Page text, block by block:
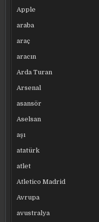
Apple
araba
araç
aracın
Arda Turan
Arsenal
asansör
Aselsan
aşı
atatürk
atlet
Atletico Madrid
Avrupa
avustralya